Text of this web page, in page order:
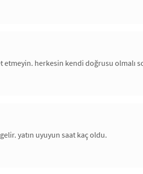
etmeyin. herkesin kendi doğrusu olmalı
yatın uyuyun saat kaç oldu.